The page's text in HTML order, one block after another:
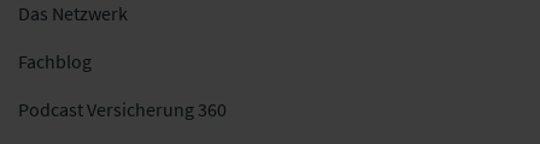
Das Netzwerk
Fachblog
Podcast Versicherung 360